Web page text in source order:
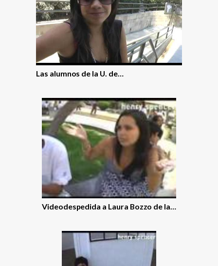
Las alumnos de la U. de…
Videodespedida a Laura Bozzo de la…